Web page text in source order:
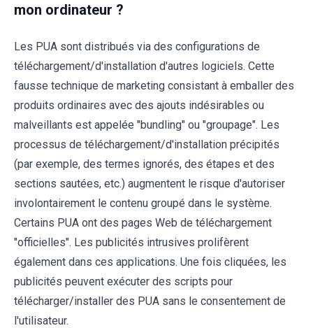
mon ordinateur ?
Les PUA sont distribués via des configurations de
téléchargement/d'installation d'autres logiciels. Cette
fausse technique de marketing consistant à emballer des
produits ordinaires avec des ajouts indésirables ou
malveillants est appelée "bundling" ou "groupage". Les
processus de téléchargement/d'installation précipités
(par exemple, des termes ignorés, des étapes et des
sections sautées, etc.) augmentent le risque d'autoriser
involontairement le contenu groupé dans le système.
Certains PUA ont des pages Web de téléchargement
"officielles". Les publicités intrusives prolifèrent
également dans ces applications. Une fois cliquées, les
publicités peuvent exécuter des scripts pour
télécharger/installer des PUA sans le consentement de
l'utilisateur.